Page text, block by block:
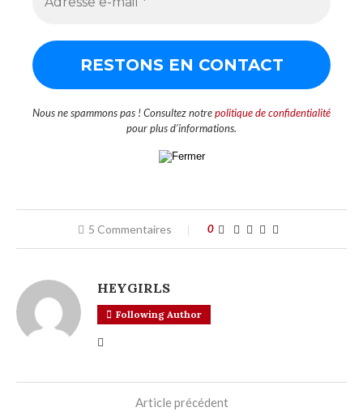
Nous ne spammons pas ! Consultez notrepolitique de confidentialité
pour plus d’informations.
5 Commentaires 0
HEYGIRLS
Following Author
Article précédent